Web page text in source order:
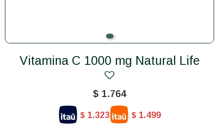
Vitamina C 1000 mg Natural Life
$ 1.764
$ 1.323 $ 1.499